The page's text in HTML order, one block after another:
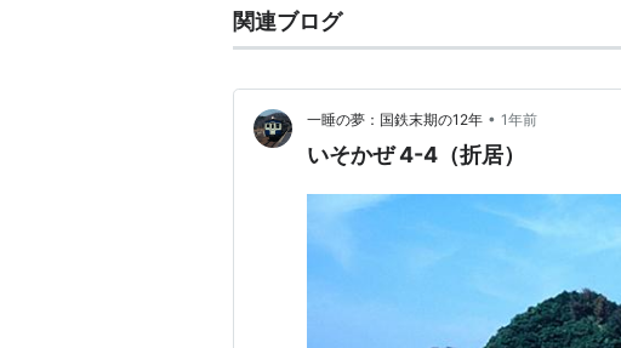
関連ブログ
一睡の夢：国鉄末期の12年 • 1年前
いそかぜ 4-4（折居）